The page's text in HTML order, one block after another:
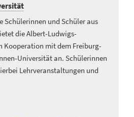
Schülerinnen und Schüler aus
die Albert-Ludwigs-
Kooperation mit dem Freiburg-
Universität an. Schülerinnen
Lehrveranstaltungen und